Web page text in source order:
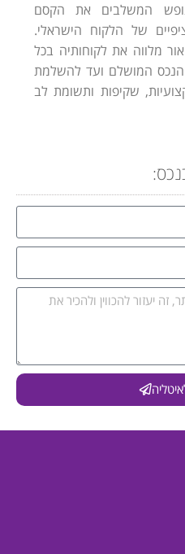
המשלבים את הקסם
של הלקוח הישראלי.
מלווה את לקוחותיה בכל
המושלם ועד להשלמת
שקיפות ותשומת לב